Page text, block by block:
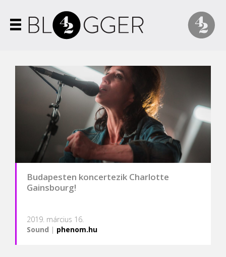
Budapesten koncertezik Charlotte
Gainsbourg!
2019. március 16.
Sound | phenom.hu